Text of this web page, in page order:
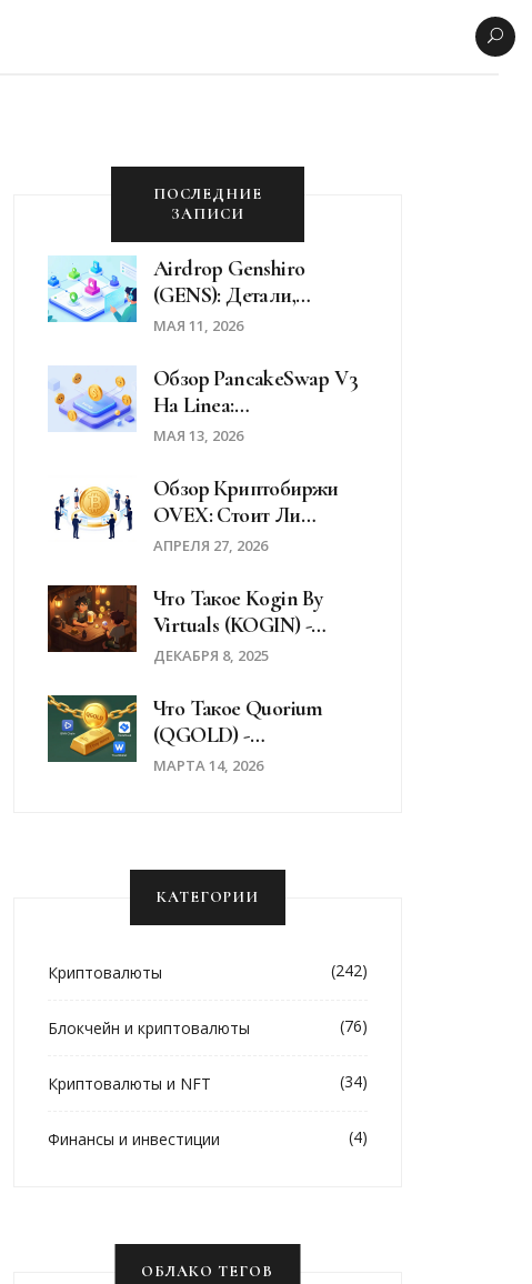
ПОСЛЕДНИЕ
ЗАПИСИ
Airdrop Genshiro
(GENS): Детали,
Условия И Текущая
МАЯ 11, 2026
Обзор PancakeSwap V3
На Linea:
Преимущества, Риски
Году
МАЯ 13, 2026
Обзор Криптобиржи
OVEX: Стоит Ли
Использовать Для
АПРЕЛЯ 27, 2026
Что Такое Kogin By
Virtuals (KOGIN) -
Криптовалюта В Игре
ДЕКАБРЯ 8, 2025
Что Такое Quorium
(QGOLD) -
Криптовалюта,
МАРТА 14, 2026
КАТЕГОРИИ
Криптовалюты (242)
Блокчейн и криптовалюты (76)
Криптовалюты и NFT (34)
Финансы и инвестиции (4)
ОБЛАКО ТЕГОВ